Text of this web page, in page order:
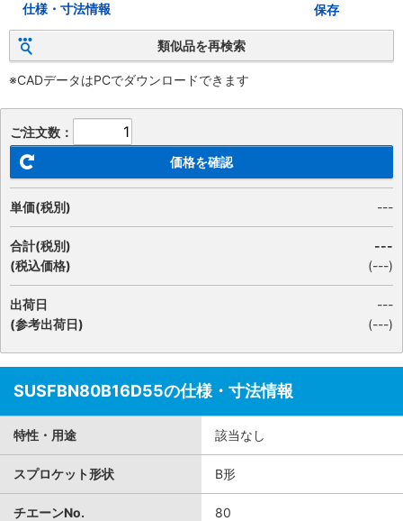
仕様・寸法情報 保存
類似品を再検索
※CADデータはPCでダウンロードできます
ご注文数：
価格を確認
単価(税別) ---
合計(税別)
(税込価格)
---
(---)
出荷日
(参考出荷日)
---
(---)
SUSFBN80B16D55の仕様・寸法情報
特性・用途 該当なし
スプロケット形状 B形
チエーンNo. 80